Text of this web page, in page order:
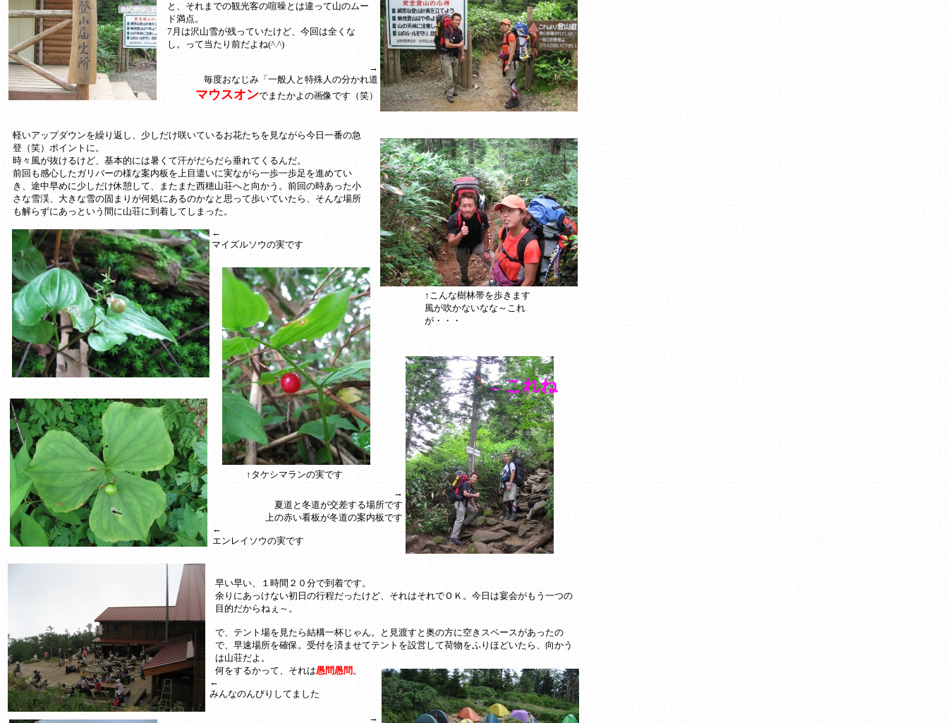
と、それまでの観光客の喧噪とは違って山のムー
ド満点。
7月は沢山雪が残っていたけど、今回は全くな
し。って当たり前だよね(^.^)
→
毎度おなじみ「一般人と特殊人の分かれ道
マウスオンでまたかよの画像です（笑）
軽いアップダウンを繰り返し、少しだけ咲いているお花たちを見ながら今日一番の急
登（笑）ポイントに。
時々風が抜けるけど、基本的には暑くて汗がだらだら垂れてくるんだ。
前回も感心したガリバーの様な案内板を上目遣いに実ながら一歩一歩足を進めてい
き、途中早めに少しだけ休憩して、またまた西穂山荘へと向かう。前回の時あった小
さな雪渓、大きな雪の固まりが何処にあるのかなと思って歩いていたら、そんな場所
も解らずにあっという間に山荘に到着してしまった。
←
マイズルソウの実です
←
エンレイソウの実です
↑タケシマランの実です
↑こんな樹林帯を歩きます
風が吹かないなな～これ
が・・・
→
夏道と冬道が交差する場所です
上の赤い看板が冬道の案内板です
←これね
早い早い、１時間２０分で到着です。
余りにあっけない初日の行程だったけど、それはそれでＯＫ。今日は宴会がもう一つの
目的だからねぇ～。
で、テント場を見たら結構一杯じゃん。と見渡すと奥の方に空きスペースがあったの
で、早速場所を確保。受付を済ませてテントを設営して荷物をふりほどいたら、向かう
は山荘だよ。
何をするかって、それは愚問愚問。
←
みんなのんびりしてました
→